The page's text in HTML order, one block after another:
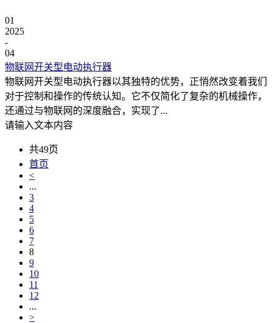
01
2025
-
04
物联网开关型电动执行器
物联网开关型电动执行器以其独特的优势，正悄然改变着我们
对于控制和操作的传统认知。它不仅简化了复杂的机械操作，
还通过与物联网的深度融合，实现了...
请输入文本内容
共49页
首页
<
...
3
4
5
6
7
8
9
10
11
12
...
>